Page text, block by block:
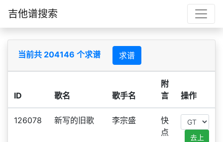
吉他谱搜索
当前共 204146 个求谱 求谱
ID 歌名 歌手名
附
言
操作
126078 新写的旧歌 李宗盛
快
点
去上